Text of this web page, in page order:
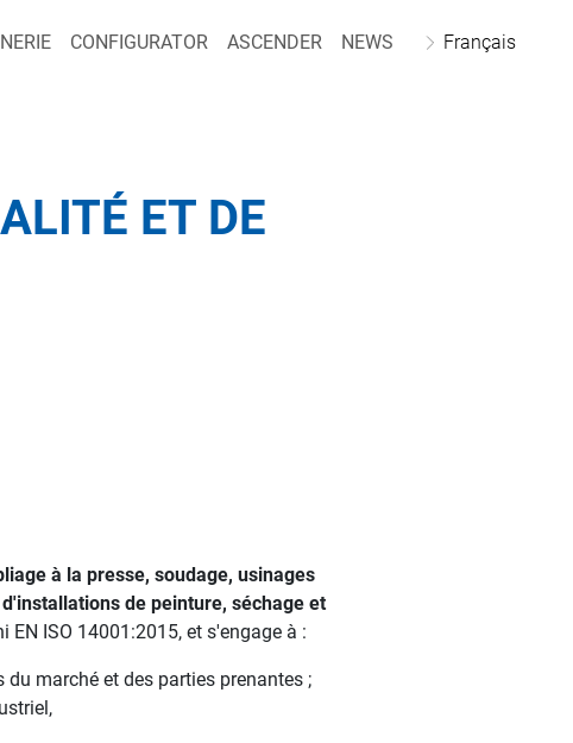
CONFIGURATOR ASCENDER NEWS Français
ET DE
à la presse, soudage, usinages
de peinture, séchage et
ISO 14001:2015, et s'engage à :
marché et des parties prenantes ;